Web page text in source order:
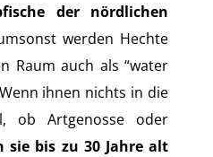
der nördlichen
werden Hechte
Raum auch als “water
ihnen nichts in die
ob Artgenosse oder
sie bis zu 30 Jahre alt